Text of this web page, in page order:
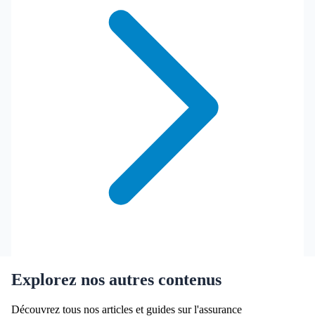
Explorez nos autres contenus
Découvrez tous nos articles et guides sur l'assurance